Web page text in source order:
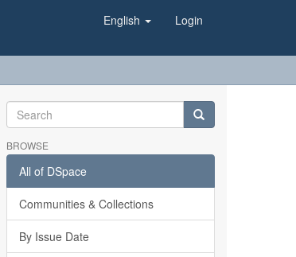
English Login
BROWSE
All of DSpace
Communities & Collections
By Issue Date